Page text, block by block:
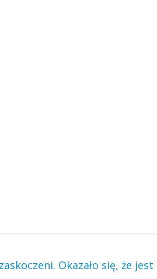
Okazało się, że jest